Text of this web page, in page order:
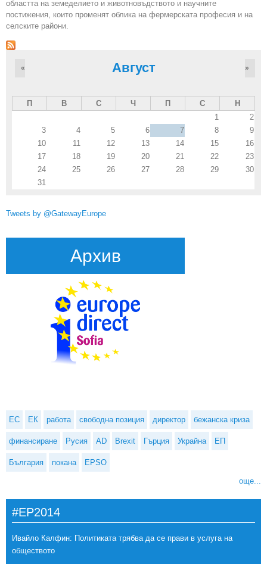
областта на земеделието и животновъдството и научните
постижения, които променят облика на фермерската професия и на
селските райони.
Август
« »
П В С Ч П С
Н
1
2
3
4 5 6 7 8
9
10
11 12 13 14 15
16
17
18 19 20 21 22
23
24
25 26 27 28 29
30
31
Tweets by @GatewayEurope
Архив
ЕС ЕК работа свободна позиция директор бежанска криза
финансиране Русия AD Brexit Гърция Украйна ЕП
България покана EPSO
още...
#EP2014
Ивайло Калфин: Политиката трябва да се прави в услуга на
обществото